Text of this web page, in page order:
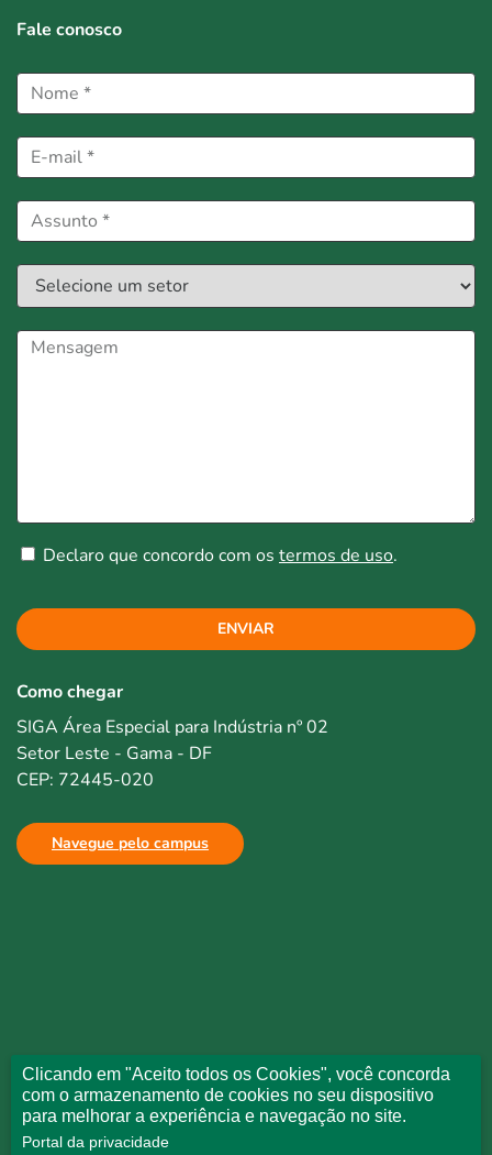
Fale conosco
Declaro que concordo com os termos de uso.
ENVIAR
Como chegar
SIGA Área Especial para Indústria nº 02
Setor Leste - Gama - DF
CEP: 72445-020
Navegue pelo campus
Clicando em "Aceito todos os Cookies", você concorda
com o armazenamento de cookies no seu dispositivo
para melhorar a experiência e navegação no site.
Portal da privacidade